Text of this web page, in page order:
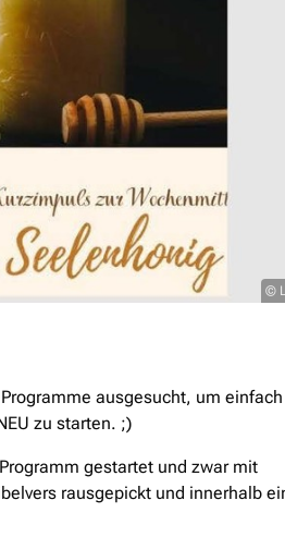
©
ausgesucht, um einfach
zu starten. ;)
gestartet und zwar mit
rausgepickt und innerhalb